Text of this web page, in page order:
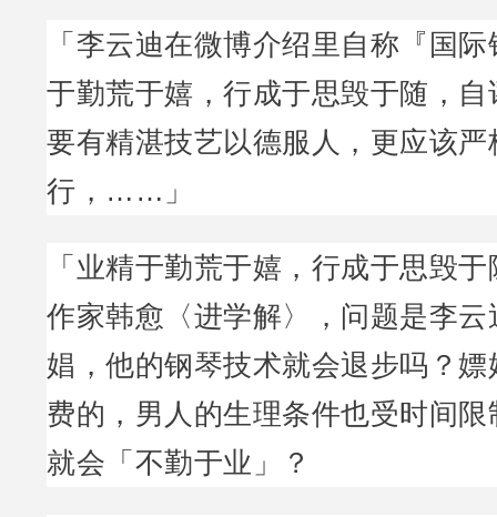
「李云迪在微博介绍里自称『国
于勤荒于嬉，行成于思毁于随，
要有精湛技艺以德服人，更应该
行，……」
「业精于勤荒于嬉，行成于思毁
作家韩愈〈进学解〉，问题是李
娼，他的钢琴技术就会退步吗？
费的，男人的生理条件也受时间
就会「不勤于业」？